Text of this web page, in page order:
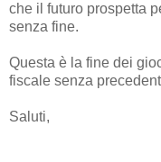
che il futuro prospetta
senza fine.
Questa è la fine dei
fiscale senza
Saluti,